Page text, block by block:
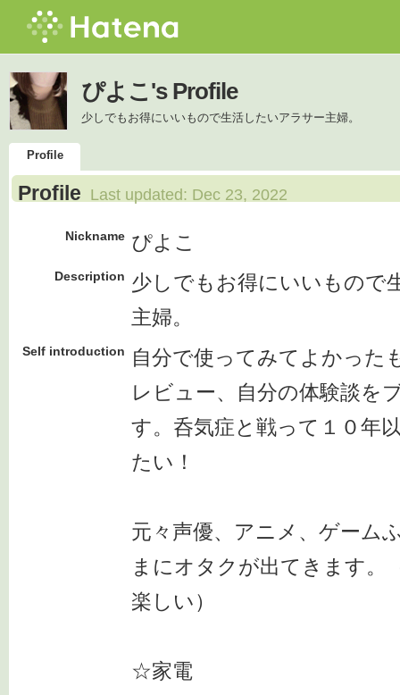
ぴよこ's Profile
少しでもお得にいいもので生活したいアラサー主婦。
Profile
Profile Last updated: Dec 23, 2022
Nickname ぴよこ
Description 少しでもお得にいいもので
主婦。
Self introduction
自分で使ってみてよかった
レビュー、自分の体験談を
す。呑気症と戦って１０年
たい！
元々声優、アニメ、ゲーム
まにオタクが出てきます。
楽しい）
☆家電